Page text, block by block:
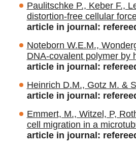
Paulitschke P., Keber F.,
distortion-free cellular
article in journal:
Noteborn W.E.M.,
DNA-covalent polymer by
article in journal:
Heinrich D.M., Gotz M. &
article in journal:
Emmert, M., Witzel, P,
cell migration in a
article in journal: